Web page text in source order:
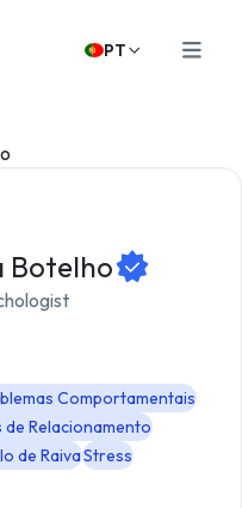
PT
Botelho
Comportamentais
de Relacionamento
de RaivaStress